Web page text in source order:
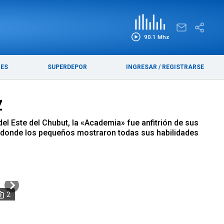
90.1 Mhz
SUPERDEPOR INGRESAR / REGISTRARSE
Este del Chubut, la «Academia» fue anfitrión de sus
los pequeños mostraron todas sus habilidades
2